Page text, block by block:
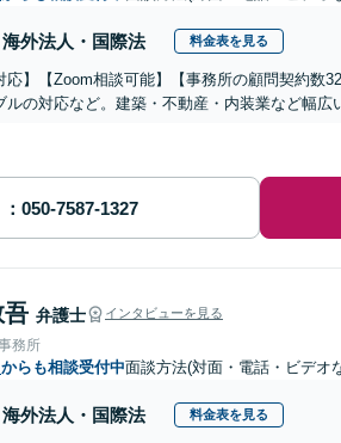
海外法人・国際法 料金表を見る
応】【Zoom相談可能】【事務所の顧問契約数
ルの対応など。建築・不動産・内装業など幅広
弁護士 インタビューを見る
務所
からも相談受付中面談方法(対面・電話・ビデオ
海外法人・国際法 料金表を見る